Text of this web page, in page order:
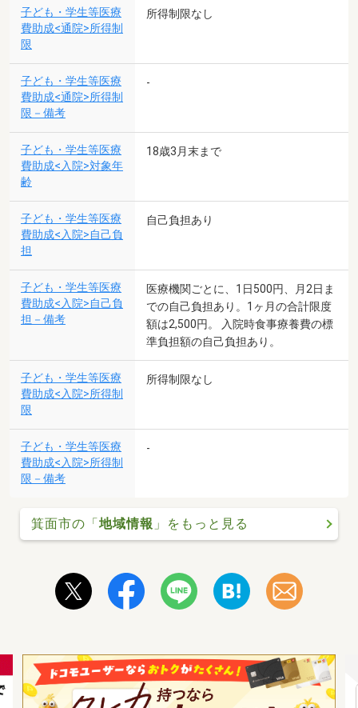
子ども・学生等医療
費助成<通院>所得制
限
所得制限なし
子ども・学生等医療
費助成<通院>所得制
限－備考
-
子ども・学生等医療
費助成<入院>対象年
齢
18歳3月末まで
子ども・学生等医療
費助成<入院>自己負
担
自己負担あり
子ども・学生等医療
費助成<入院>自己負
担－備考
医療機関ごとに、1日500円、月2日ま
での自己負担あり。1ヶ月の合計限度
額は2,500円。 入院時食事療養費の標
準負担額の自己負担あり。
子ども・学生等医療
費助成<入院>所得制
限
所得制限なし
子ども・学生等医療
費助成<入院>所得制
限－備考
-
箕面市の「 地域情報 」をもっと見る